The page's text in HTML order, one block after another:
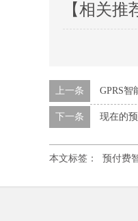
【相关推
上一条 GPRS智
下一条 现在的
本文标签： 预付费